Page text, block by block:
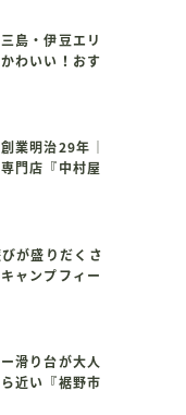
島・伊豆エリ
わいい！おす
業明治29年｜
門店『中村屋
が盛りだくさ
ャンプフィー
滑り台が大人
近い『裾野市